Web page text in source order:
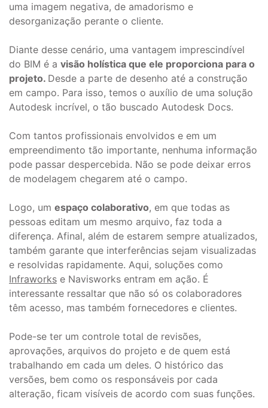
uma imagem negativa, de amadorismo e
desorganização perante o cliente.
Diante desse cenário, uma vantagem imprescindível
do BIM é a visão holística que ele proporciona para o
projeto. Desde a parte de desenho até a construção
em campo. Para isso, temos o auxílio de uma solução
Autodesk incrível, o tão buscado Autodesk Docs.
Com tantos profissionais envolvidos e em um
empreendimento tão importante, nenhuma informação
pode passar despercebida. Não se pode deixar erros
de modelagem chegarem até o campo.
Logo, um espaço colaborativo, em que todas as
pessoas editam um mesmo arquivo, faz toda a
diferença. Afinal, além de estarem sempre atualizados,
também garante que interferências sejam visualizadas
e resolvidas rapidamente. Aqui, soluções como
Infraworks e Navisworks entram em ação. É
interessante ressaltar que não só os colaboradores
têm acesso, mas também fornecedores e clientes.
Pode-se ter um controle total de revisões,
aprovações, arquivos do projeto e de quem está
trabalhando em cada um deles. O histórico das
versões, bem como os responsáveis por cada
alteração, ficam visíveis de acordo com suas funções.